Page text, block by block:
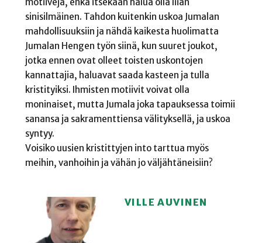
sinisilmäinen. Tahdon kuitenkin uskoa Jumalan
mahdollisuuksiin ja nähdä kaikesta huolimatta
Jumalan Hengen työn siinä, kun suuret joukot,
jotka ennen ovat olleet toisten uskontojen
kannattajia, haluavat saada kasteen ja tulla
kristityiksi. Ihmisten motiivit voivat olla
moninaiset, mutta Jumala joka tapauksessa toimii
sanansa ja sakramenttiensa välityksellä, ja uskoa
syntyy.
Voisiko uusien kristittyjen into tarttua myös
meihin, vanhoihin ja vähän jo väljähtäneisiin?
VILLE AUVINEN